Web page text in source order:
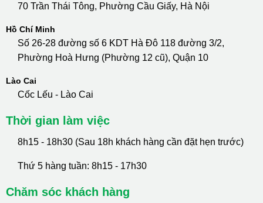
70 Trần Thái Tông, Phường Cầu Giấy, Hà Nội
Hồ Chí Minh
Số 26-28 đường số 6 KDT Hà Đô 118 đường 3/2,
Phường Hoà Hưng (Phường 12 cũ), Quận 10
Lào Cai
Cốc Lếu - Lào Cai
Thời gian làm việc
8h15 - 18h30 (Sau 18h khách hàng cần đặt hẹn trước)
Thứ 5 hàng tuần: 8h15 - 17h30
Chăm sóc khách hàng